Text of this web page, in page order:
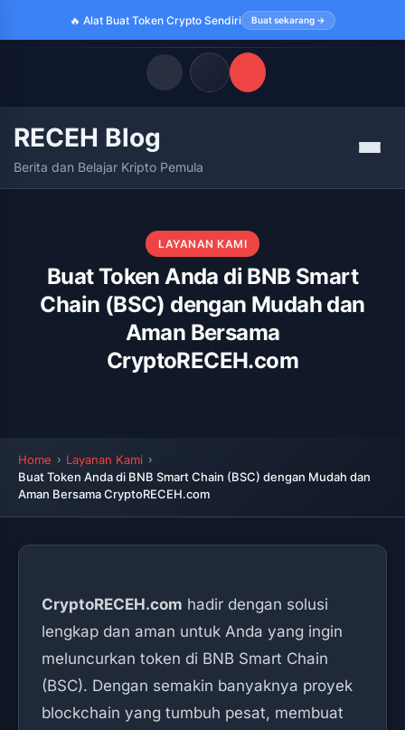
🔥 Alat Buat Token Crypto Sendiri Buat sekarang →
Quick Links
LATEST UPDATES
RECEH Blog
Berita dan Belajar Kripto Pemula
Menu
LAYANAN KAMI
Buat Token Anda di BNB Smart
Chain (BSC) dengan Mudah dan
Aman Bersama
CryptoRECEH.com
Home
Layanan Kami
Buat Token Anda di BNB Smart Chain (BSC) dengan Mudah dan
Aman Bersama CryptoRECEH.com
CryptoRECEH.com hadir dengan solusi
lengkap dan aman untuk Anda yang ingin
meluncurkan token di BNB Smart Chain
(BSC). Dengan semakin banyaknya proyek
blockchain yang tumbuh pesat, membuat